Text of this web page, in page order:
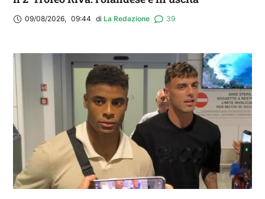
09/08/2026, 09:44 di La Redazione 39